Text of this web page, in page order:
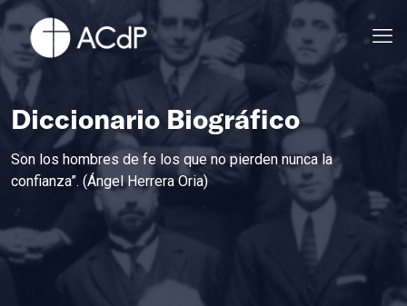
Diccionario Biográfico
Son los hombres de fe los que no pierden nunca la
confianza”. (Ángel Herrera Oria)